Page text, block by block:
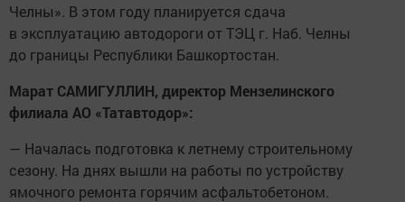
Челны». В этом году планируется сдача
в эксплуатацию автодороги от ТЭЦ г. Наб. Челны
до границы Республики Башкортостан.
Марат САМИГУЛЛИН, директор Мензелинского
филиала АО «Татавтодор»:
— Началась подготовка к летнему строительному
сезону. На днях вышли на работы по устройству
ямочного ремонта горячим асфальтобетоном.